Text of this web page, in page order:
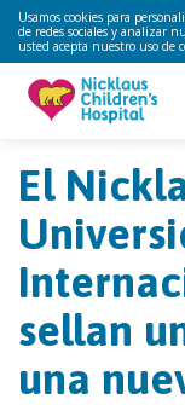
Usamos cookies para
de redes sociales y analizar
usted acepta nuestro uso de
El
sellan
una